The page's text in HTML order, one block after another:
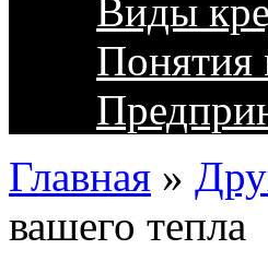
Виды
Понятия
Главная »
вашего тепла